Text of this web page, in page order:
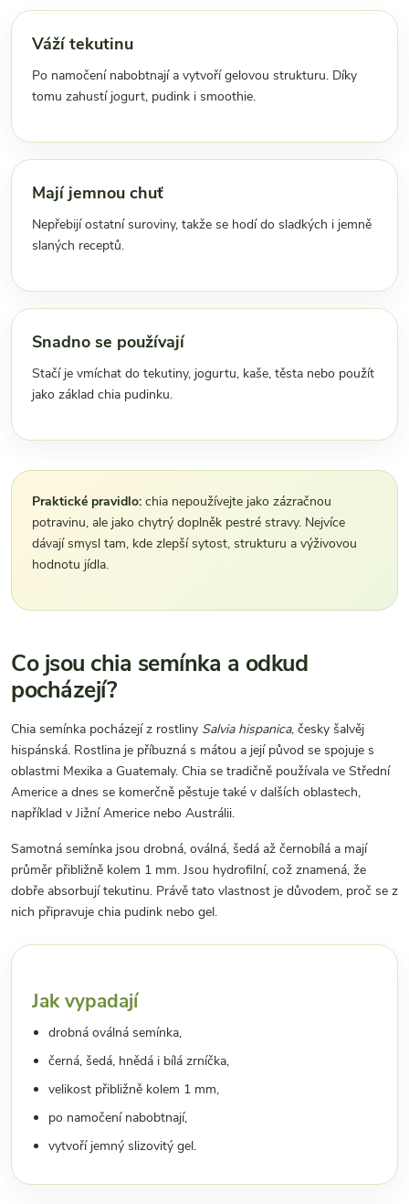
Váží tekutinu
Po namočení nabobtnají a vytvoří gelovou strukturu. Díky
tomu zahustí jogurt, pudink i smoothie.
Mají jemnou chuť
Nepřebijí ostatní suroviny, takže se hodí do sladkých i jemně
slaných receptů.
Snadno se používají
Stačí je vmíchat do tekutiny, jogurtu, kaše, těsta nebo použít
jako základ chia pudinku.
Praktické pravidlo: chia nepoužívejte jako zázračnou
potravinu, ale jako chytrý doplněk pestré stravy. Nejvíce
dávají smysl tam, kde zlepší sytost, strukturu a výživovou
hodnotu jídla.
Co jsou chia semínka a odkud
pocházejí?
Chia semínka pocházejí z rostliny Salvia hispanica, česky šalvěj
hispánská. Rostlina je příbuzná s mátou a její původ se spojuje s
oblastmi Mexika a Guatemaly. Chia se tradičně používala ve Střední
Americe a dnes se komerčně pěstuje také v dalších oblastech,
například v Jižní Americe nebo Austrálii.
Samotná semínka jsou drobná, oválná, šedá až černobílá a mají
průměr přibližně kolem 1 mm. Jsou hydrofilní, což znamená, že
dobře absorbují tekutinu. Právě tato vlastnost je důvodem, proč se z
nich připravuje chia pudink nebo gel.
Jak vypadají
drobná oválná semínka,
černá, šedá, hnědá i bílá zrníčka,
velikost přibližně kolem 1 mm,
po namočení nabobtnají,
vytvoří jemný slizovitý gel.